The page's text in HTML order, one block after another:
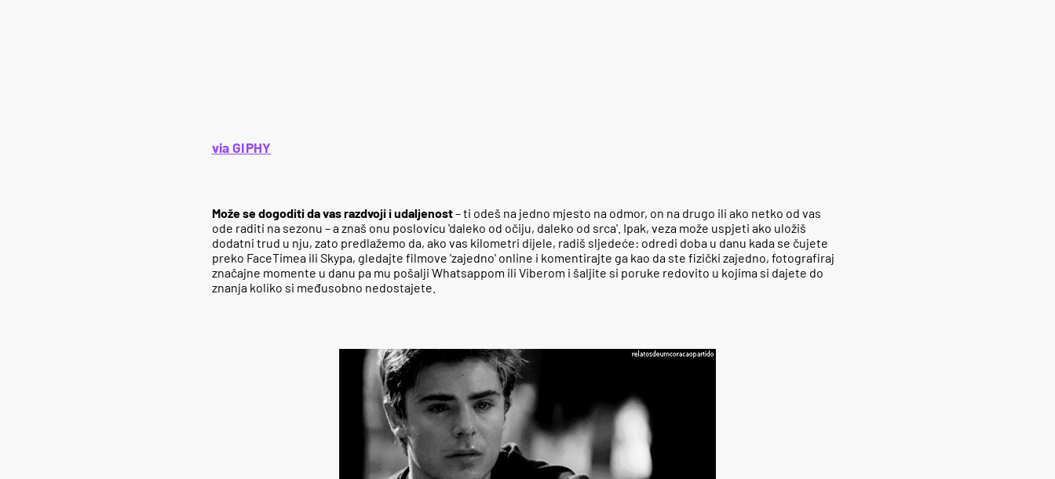
via GIPHY
Može se dogoditi da vas razdvoji i udaljenost– ti odeš na jedno mjesto na odmor, on na drugo ili ako netko od vas
ode raditi na sezonu – a znaš onu poslovicu 'daleko od očiju, daleko od srca'. Ipak, veza može uspjeti ako uložiš
dodatni trud u nju, zato predlažemo da, ako vas kilometri dijele, radiš sljedeće: odredi doba u danu kada se čujete
preko FaceTimea ili Skypa, gledajte filmove 'zajedno' online i komentirajte ga kao da ste fizički zajedno, fotografiraj
značajne momente u danu pa mu pošalji Whatsappom ili Viberom i šaljite si poruke redovito u kojima si dajete do
znanja koliko si međusobno nedostajete.